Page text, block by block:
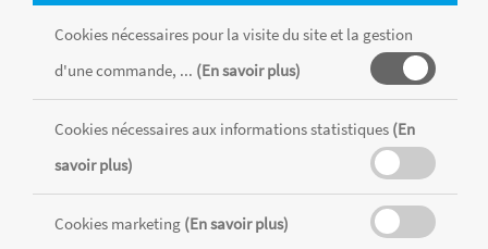
Cookies nécessaires pour la visite du site et la gestion
d'une commande, ... (En savoir plus)
Cookies nécessaires aux informations statistiques (En
savoir plus)
Cookies marketing (En savoir plus)
Tous les produits sont vendus dans la limite des stocks disponibles de
chaque magasin, toutes taxes comprises.